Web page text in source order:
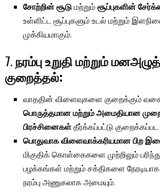
சோற்றின் சூடுமற்றும்சூப்புகளின்
உள்ளிட்ட சூப்புகளும் உடல் மற்றும்
முக்கியமாகும்.
7.நரம்பு உறுதி மற்றும்
குறைத்தல்:
வாததின் விளைவுகளை குறைக்கும்
பொருத்தமான மற்றும் அமைதியான
பிரச்சினைகள்தீர்க்கப்பட்டு
பொதுவாக விளைவாக்கரியமான பிற
மிகுதிக் கொள்கைகளை முற்றிலும்
பழக்கங்கள் மற்றும் சக்திகளை
நரம்பு அணுகலாக அமையும்.